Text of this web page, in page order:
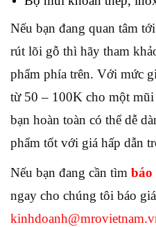
Nếu bạn đang quan tâm
rút lõi gỗ thì hãy tham
phẩm phía trên. Với mức
từ 50 – 100K cho một
bạn hoàn toàn có thể dễ
phẩm tốt với giá hấp dẫn
Nếu bạn đang cần tìm báo
ngay cho chúng tôi báo